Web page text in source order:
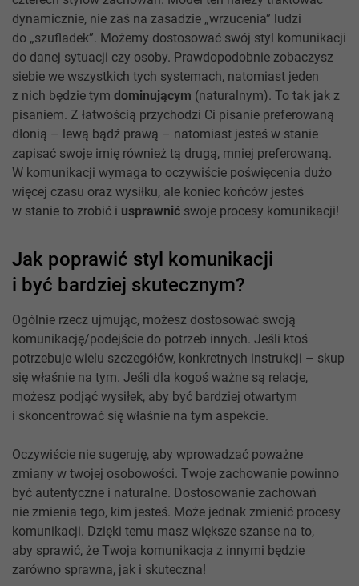
dynamicznie, nie zaś na zasadzie „wrzucenia” ludzi
do „szufladek”. Możemy dostosować swój styl komunikacji
do danej sytuacji czy osoby. Prawdopodobnie zobaczysz
siebie we wszystkich tych systemach, natomiast jeden
z nich będzie tym dominującym (naturalnym). To tak jak z
pisaniem. Z łatwością przychodzi Ci pisanie preferowaną
dłonią – lewą bądź prawą – natomiast jesteś w stanie
zapisać swoje imię również tą drugą, mniej preferowaną.
W komunikacji wymaga to oczywiście poświęcenia dużo
więcej czasu oraz wysiłku, ale koniec końców jesteś
w stanie to zrobić i usprawnić swoje procesy komunikacji!
Jak poprawić styl komunikacji
i być bardziej skutecznym?
Ogólnie rzecz ujmując, możesz dostosować swoją
komunikację/podejście do potrzeb innych. Jeśli ktoś
potrzebuje wielu szczegółów, konkretnych instrukcji – skup
się właśnie na tym. Jeśli dla kogoś ważne są relacje,
możesz podjąć wysiłek, aby być bardziej otwartym
i skoncentrować się właśnie na tym aspekcie.
Oczywiście nie sugeruję, aby wprowadzać poważne
zmiany w twojej osobowości. Twoje zachowanie powinno
być autentyczne i naturalne. Dostosowanie zachowań
nie zmienia tego, kim jesteś. Może jednak zmienić procesy
komunikacji. Dzięki temu masz większe szanse na to,
aby sprawić, że Twoja komunikacja z innymi będzie
zarówno sprawna, jak i skuteczna!